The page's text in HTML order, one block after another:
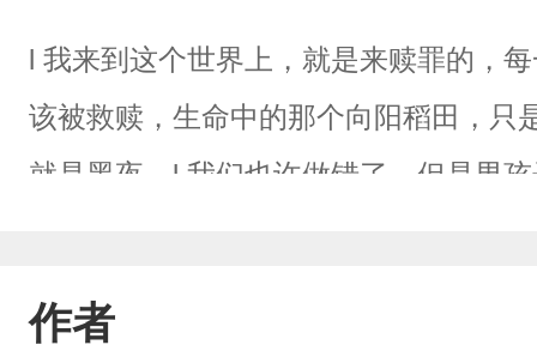
l 我来到这个世界上，就是来赎罪的，
该被救赎，生命中的那个向阳稻田，只
就是黑夜。l 我们也许做错了，但是男
只要求他能平安健康的活下去……l 每
作者